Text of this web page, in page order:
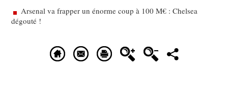
Arsenal va frapper un énorme coup à 100 M€ : Chelsea
dégouté !